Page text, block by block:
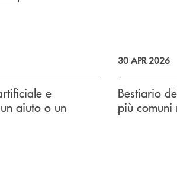
e
aiuto o un
30 APR 2026
Bestiario
più